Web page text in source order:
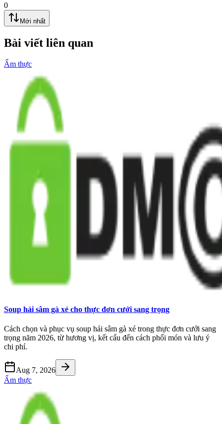
0
Mới nhất
Bài viết liên quan
Ẩm thực
Soup hải sâm gà xé cho thực đơn cưới sang trọng
Cách chọn và phục vụ soup hải sâm gà xé trong thực đơn cưới sang
trọng năm 2026, từ hương vị, kết cấu đến cách phối món và lưu ý
chi phí.
Aug 7, 2026
Ẩm thực